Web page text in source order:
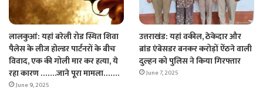
लालकुआं: यहां बरेली रोड स्थित शिवा
पैलेस के लीज होल्डर पार्टनरों के बीच
विवाद, एक की गोली मार कर हत्या, ये
रहा कारण …….जाने पूरा मामला…….
June 9, 2025
उत्तराखंड: यहां वकील, ठेकेदार और
ब्रांड एंबेसडर बनकर करोड़ों ऐंठने वाली
दुल्हन को पुलिस ने किया गिरफ्तार
June 7, 2025